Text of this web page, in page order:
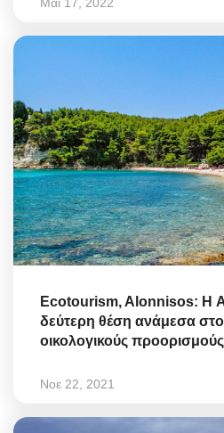
Ecotourism, Alonnisos: H
δεύτερη θέση ανάμεσα
οικολογικούς
Νοε 22, 2021